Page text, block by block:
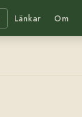
Länkar Om